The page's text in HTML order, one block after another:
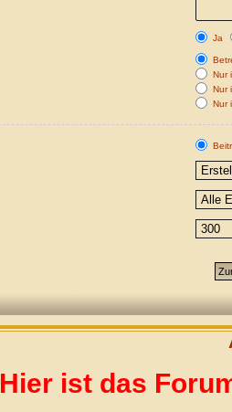
Ja
Nur
Nur
Nur
Hier ist das